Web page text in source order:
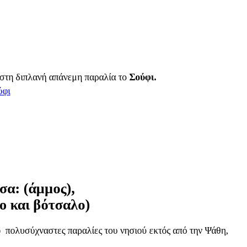
διπλανή απάνεμη παραλία το Σούφι.
(άμμος),
και βότσαλο)
πολυσύχναστες παραλίες του νησιού εκτός από την Ψάθη,